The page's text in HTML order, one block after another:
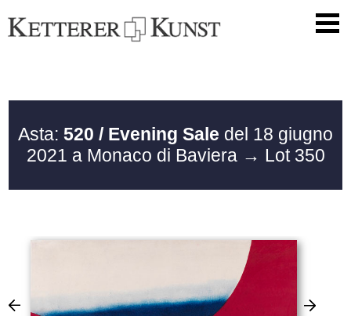
Asta: 520 / Evening Sale del 18 giugno
2021 a Monaco di Baviera → Lot 350